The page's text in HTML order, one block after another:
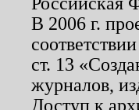
В 2006 г.
ст. 13
журналов,
Доступ к